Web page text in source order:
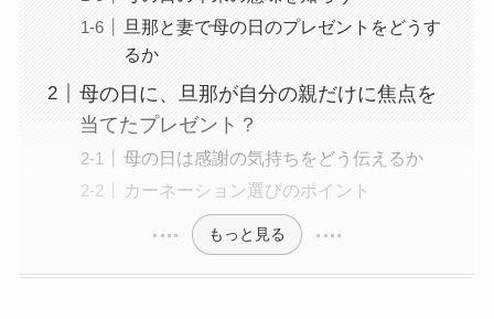
旦那と妻で母の日のプレゼントをどうす
るか
母の日に、旦那が自分の親だけに焦点を
当てたプレゼント？
母の日は感謝の気持ちをどう伝えるか
カーネーション選びのポイント
もっと見る